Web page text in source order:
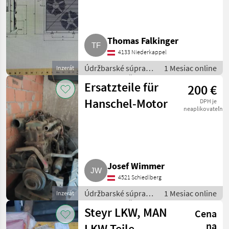
Inzerát
Thomas Falkinger
4133 Niederkappel
Údržbarské súpravy
a súčiastky / Časti
pre nákladné autá
1 Mesiac online
Inzerát
Ersatzteile für
Hanschel-Motor
200 €
DPH je
neaplikovateľné
Josef Wimmer
4521 Schiedlberg
Údržbarské súpravy
a súčiastky / Časti
pre nákladné autá
1 Mesiac online
Steyr LKW, MAN
Cena
na